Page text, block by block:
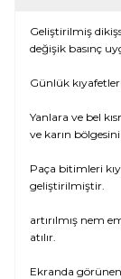
Geliştirilmiş
değişik basınç
Günlük
Yanlara ve bel
ve karın
Paça bitimleri
geliştirilmiştir.
artırılmış nem
atılır.
Ekranda